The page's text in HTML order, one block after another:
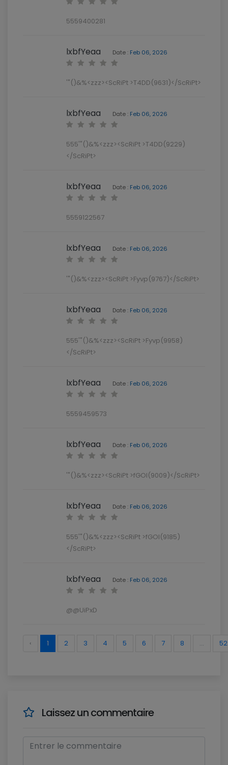
5559400281
lxbfYeaa Date : Feb 06, 2026
'"()&%<zzz><ScRiPt >T4DD(9631)</ScRiPt>
lxbfYeaa Date : Feb 06, 2026
555'"()&%<zzz><ScRiPt >T4DD(9229)
</ScRiPt>
lxbfYeaa Date : Feb 06, 2026
5559122567
lxbfYeaa Date : Feb 06, 2026
'"()&%<zzz><ScRiPt >Fyvp(9767)</ScRiPt>
lxbfYeaa Date : Feb 06, 2026
555'"()&%<zzz><ScRiPt >Fyvp(9958)
</ScRiPt>
lxbfYeaa Date : Feb 06, 2026
5559459573
lxbfYeaa Date : Feb 06, 2026
'"()&%<zzz><ScRiPt >fGOl(9009)</ScRiPt>
lxbfYeaa Date : Feb 06, 2026
555'"()&%<zzz><ScRiPt >fGOl(9185)
</ScRiPt>
lxbfYeaa Date : Feb 06, 2026
@@UiPxD
‹ 1 2 3 4 5 6 7 8 ... 52
Laissez un commentaire